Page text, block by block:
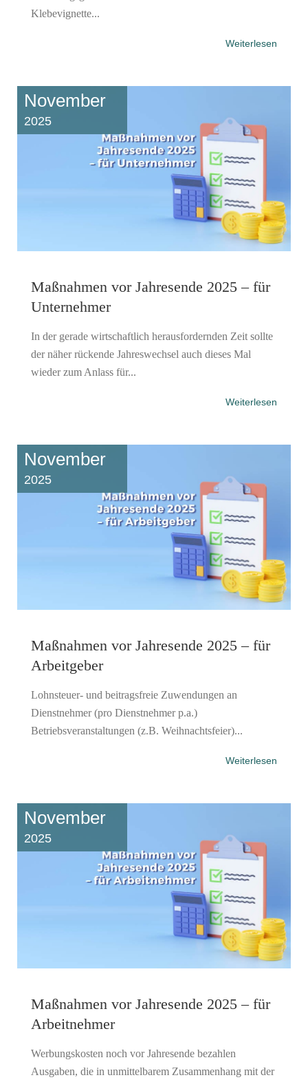
Klebevignette...
Weiterlesen
November
2025
Maßnahmen vor Jahresende 2025 – für
Unternehmer
In der gerade wirtschaftlich herausfordernden Zeit sollte
der näher rückende Jahreswechsel auch dieses Mal
wieder zum Anlass für...
Weiterlesen
November
2025
Maßnahmen vor Jahresende 2025 – für
Arbeitgeber
Lohnsteuer- und beitragsfreie Zuwendungen an
Dienstnehmer (pro Dienstnehmer p.a.)
Betriebsveranstaltungen (z.B. Weihnachtsfeier)...
Weiterlesen
November
2025
Maßnahmen vor Jahresende 2025 – für
Arbeitnehmer
Werbungskosten noch vor Jahresende bezahlen
Ausgaben, die in unmittelbarem Zusammenhang mit der